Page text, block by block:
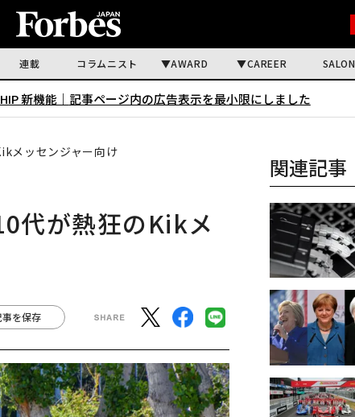
連載 コラムニスト AWARD CAREER SALON
新機能｜ 記事ページ内の広告表示を最小限にしました
メッセンジャー向け
代が熱狂のKikメ
事を保存
関連記事